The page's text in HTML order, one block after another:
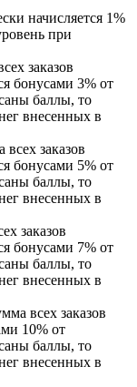
начисляется 1%
при
заказов
бонусами 3% от
баллы, то
внесенных в
заказов
бонусами 5% от
баллы, то
внесенных в
заказов
бонусами 7% от
баллы, то
внесенных в
всех заказов
10% от
баллы, то
внесенных в